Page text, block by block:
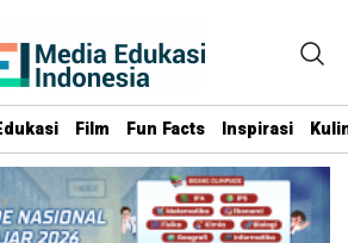
Film Fun Facts Inspirasi